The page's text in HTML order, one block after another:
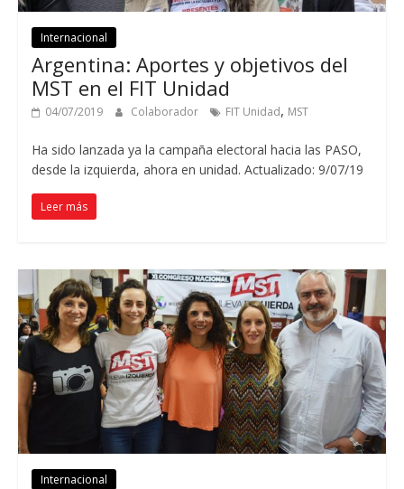
Internacional
Argentina: Aportes y objetivos del
MST en el FIT Unidad
04/07/2019 Colaborador FIT Unidad, MST
Ha sido lanzada ya la campaña electoral hacia las PASO,
desde la izquierda, ahora en unidad. Actualizado: 9/07/19
Leer más
Internacional